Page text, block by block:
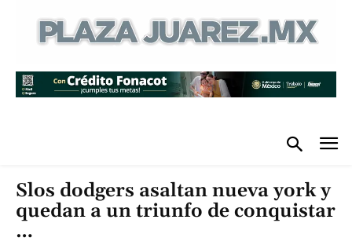
Slos dodgers asaltan nueva york y
quedan a un triunfo de conquistar
…